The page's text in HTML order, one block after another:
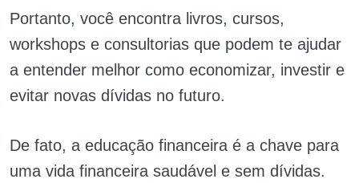
Portanto, você encontra livros, cursos,
workshops e consultorias que podem te ajudar
a entender melhor como economizar, investir e
evitar novas dívidas no futuro.
De fato, a educação financeira é a chave para
uma vida financeira saudável e sem dívidas.